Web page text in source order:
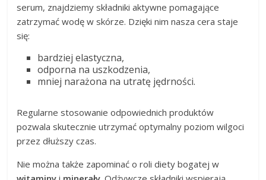
serum, znajdziemy składniki aktywne pomagające
zatrzymać wodę w skórze. Dzięki nim nasza cera staje
się:
bardziej elastyczna,
odporna na uszkodzenia,
mniej narażona na utratę jędrności.
Regularne stosowanie odpowiednich produktów
pozwala skutecznie utrzymać optymalny poziom wilgoci
przez dłuższy czas.
Nie można także zapominać o roli diety bogatej w